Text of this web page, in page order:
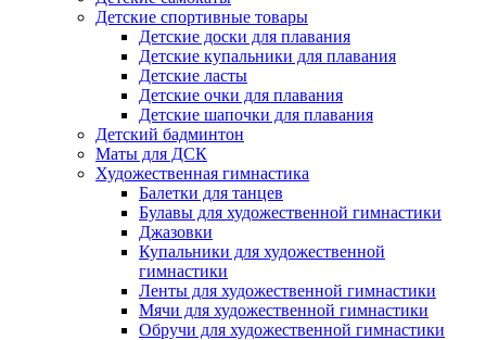
Детские спортивные товары
Детские доски для плавания
Детские купальники для плавания
Детские ласты
Детские очки для плавания
Детские шапочки для плавания
Детский бадминтон
Маты для ДСК
Художественная гимнастика
Балетки для танцев
Булавы для художественной гимнастики
Джазовки
Купальники для художественной
гимнастики
Ленты для художественной гимнастики
Мячи для художественной гимнастики
Обручи для художественной гимнастики